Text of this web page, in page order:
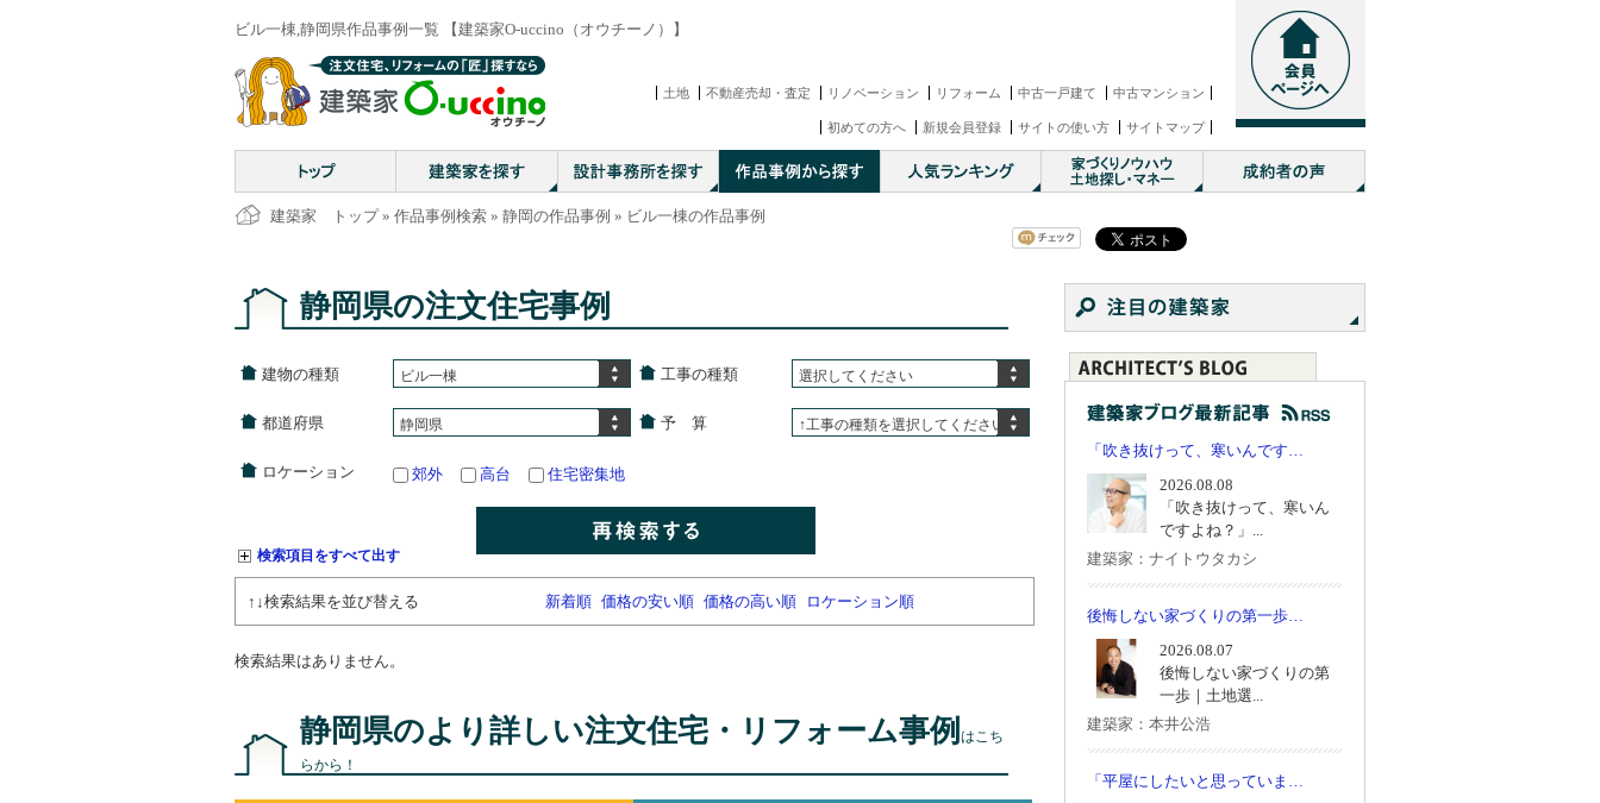
ビル一棟,静岡県作品事例一覧 【建築家O-uccino（オウチーノ）】
土地 不動産売却・査定 リノベーション リフォーム 中古一戸建て 中古マンション
初めての方へ 新規会員登録 サイトの使い方 サイトマップ
建築家 トップ» 作品事例検索 » 静岡の作品事例 » ビル一棟の作品事例
静岡県の注文住宅事例
建物の種類 ビル一棟 工事の種類 選択してください
都道府県 静岡県 予 算 ↑工事の種類を選択してください
ロケーション 郊外 高台 住宅密集地
検索項目をすべて出す
↑↓検索結果を並び替える 新着順 価格の安い順 価格の高い順 ロケーション順
検索結果はありません。
静岡県のより詳しい注文住宅・リフォーム事例 はこち
らから！
「吹き抜けって、寒いんです…
2026.08.08
「吹き抜けって、寒いん
ですよね？」...
建築家：ナイトウタカシ
後悔しない家づくりの第一歩…
2026.08.07
後悔しない家づくりの第
一歩｜土地選...
建築家：本井公浩
「平屋にしたいと思っていま…